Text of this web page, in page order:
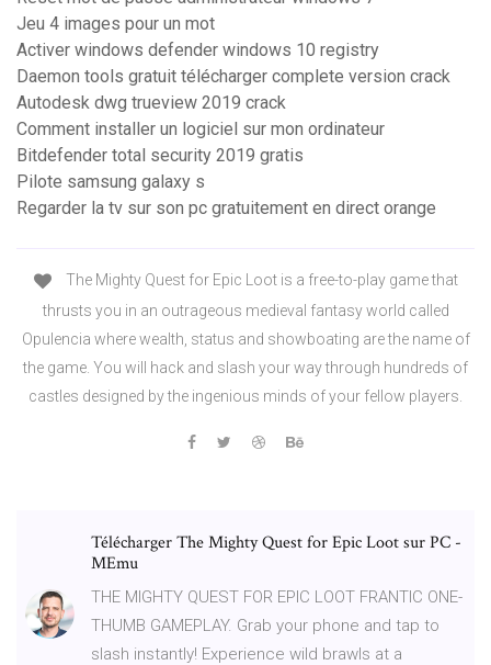
Jeu 4 images pour un mot
Activer windows defender windows 10 registry
Daemon tools gratuit télécharger complete version crack
Autodesk dwg trueview 2019 crack
Comment installer un logiciel sur mon ordinateur
Bitdefender total security 2019 gratis
Pilote samsung galaxy s
Regarder la tv sur son pc gratuitement en direct orange
The Mighty Quest for Epic Loot is a free-to-play game that
thrusts you in an outrageous medieval fantasy world called
Opulencia where wealth, status and showboating are the name of
the game. You will hack and slash your way through hundreds of
castles designed by the ingenious minds of your fellow players.
Télécharger The Mighty Quest for Epic Loot sur PC -
MEmu
THE MIGHTY QUEST FOR EPIC LOOT FRANTIC ONE-
THUMB GAMEPLAY. Grab your phone and tap to
slash instantly! Experience wild brawls at a